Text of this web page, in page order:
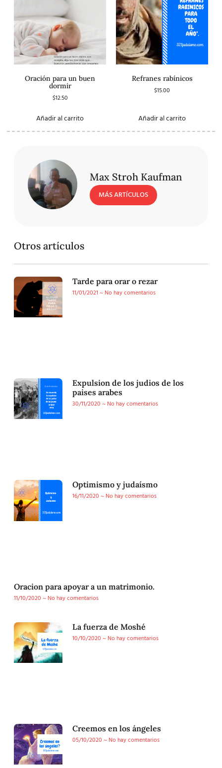
Oración para un buen
dormir
$12.50
Añadir al carrito
Refranes rabínicos
$15.00
Añadir al carrito
Max Stroh Kaufman
MÁS ARTÍCULOS
Otros artículos
Tarde para orar o rezar
11/01/2021
No hay comentarios
Expulsion de los judios de los
paises arabes
30/11/2020
No hay comentarios
Optimismo y judaísmo
16/11/2020
No hay comentarios
Oracion para apoyar a un matrimonio.
11/10/2020
No hay comentarios
La fuerza de Moshé
10/10/2020
No hay comentarios
Creemos en los ángeles
05/10/2020
No hay comentarios